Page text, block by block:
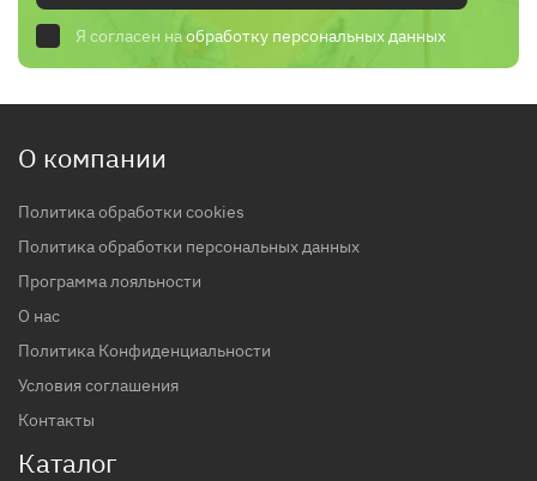
Я согласен наобработку персональных данных
О компании
Политика обработки cookies
Политика обработки персональных данных
Программа лояльности
О нас
Политика Конфиденциальности
Условия соглашения
Контакты
Каталог